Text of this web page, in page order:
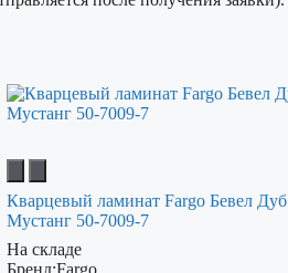
Кварцевый ламинат Fargo Бевел Дуб
Мустанг 50-7009-7
На складе